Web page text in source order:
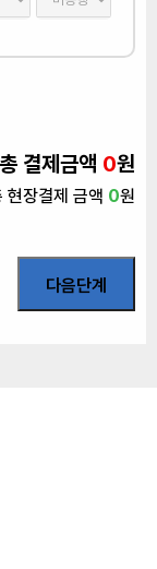
총 결제금액 0원
현장결제 금액 0원
다음단계